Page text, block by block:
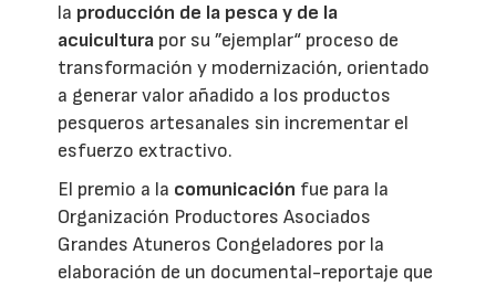
la producción de la pesca y de la
acuicultura por su ”ejemplar“ proceso de
transformación y modernización, orientado
a generar valor añadido a los productos
pesqueros artesanales sin incrementar el
esfuerzo extractivo.
El premio a la comunicación fue para la
Organización Productores Asociados
Grandes Atuneros Congeladores por la
elaboración de un documental-reportaje que